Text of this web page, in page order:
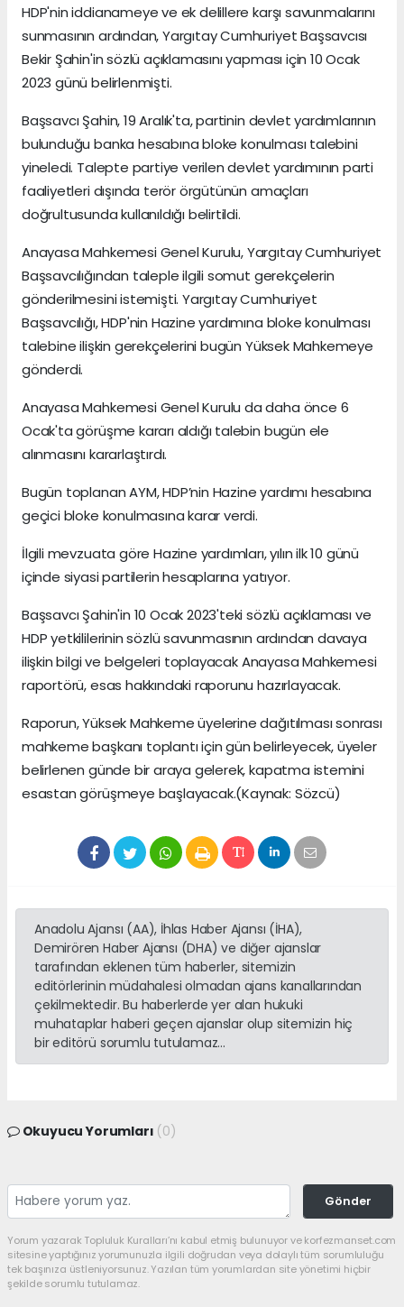
HDP'nin iddianameye ve ek delillere karşı savunmalarını
sunmasının ardından, Yargıtay Cumhuriyet Başsavcısı
Bekir Şahin'in sözlü açıklamasını yapması için 10 Ocak
2023 günü belirlenmişti.
Başsavcı Şahin, 19 Aralık'ta, partinin devlet yardımlarının
bulunduğu banka hesabına bloke konulması talebini
yineledi. Talepte partiye verilen devlet yardımının parti
faaliyetleri dışında terör örgütünün amaçları
doğrultusunda kullanıldığı belirtildi.
Anayasa Mahkemesi Genel Kurulu, Yargıtay Cumhuriyet
Başsavcılığından taleple ilgili somut gerekçelerin
gönderilmesini istemişti. Yargıtay Cumhuriyet
Başsavcılığı, HDP'nin Hazine yardımına bloke konulması
talebine ilişkin gerekçelerini bugün Yüksek Mahkemeye
gönderdi.
Anayasa Mahkemesi Genel Kurulu da daha önce 6
Ocak'ta görüşme kararı aldığı talebin bugün ele
alınmasını kararlaştırdı.
Bugün toplanan AYM, HDP’nin Hazine yardımı hesabına
geçici bloke konulmasına karar verdi.
İlgili mevzuata göre Hazine yardımları, yılın ilk 10 günü
içinde siyasi partilerin hesaplarına yatıyor.
Başsavcı Şahin'in 10 Ocak 2023'teki sözlü açıklaması ve
HDP yetkililerinin sözlü savunmasının ardından davaya
ilişkin bilgi ve belgeleri toplayacak Anayasa Mahkemesi
raportörü, esas hakkındaki raporunu hazırlayacak.
Raporun, Yüksek Mahkeme üyelerine dağıtılması sonrası
mahkeme başkanı toplantı için gün belirleyecek, üyeler
belirlenen günde bir araya gelerek, kapatma istemini
esastan görüşmeye başlayacak.(Kaynak: Sözcü)
Anadolu Ajansı (AA), İhlas Haber Ajansı (İHA),
Demirören Haber Ajansı (DHA) ve diğer ajanslar
tarafından eklenen tüm haberler, sitemizin
editörlerinin müdahalesi olmadan ajans kanallarından
çekilmektedir. Bu haberlerde yer alan hukuki
muhataplar haberi geçen ajanslar olup sitemizin hiç
bir editörü sorumlu tutulamaz...
Okuyucu Yorumları (0)
Gönder
Yorum yazarak Topluluk Kuralları’nı kabul etmiş bulunuyor ve korfezmanset.com
sitesine yaptığınız yorumunuzla ilgili doğrudan veya dolaylı tüm sorumluluğu
tek başınıza üstleniyorsunuz. Yazılan tüm yorumlardan site yönetimi hiçbir
şekilde sorumlu tutulamaz.